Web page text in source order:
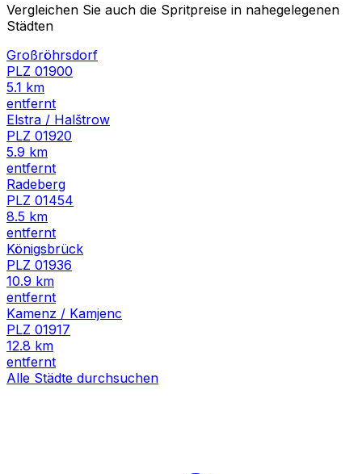
Vergleichen Sie auch die Spritpreise in nahegelegenen
Städten
Großröhrsdorf
PLZ 01900
5.1 km
entfernt
Elstra / Halštrow
PLZ 01920
5.9 km
entfernt
Radeberg
PLZ 01454
8.5 km
entfernt
Königsbrück
PLZ 01936
10.9 km
entfernt
Kamenz / Kamjenc
PLZ 01917
12.8 km
entfernt
Alle Städte durchsuchen